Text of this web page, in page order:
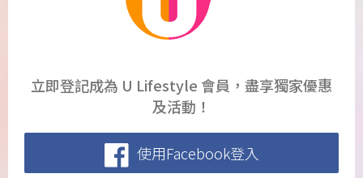
立即登記成為 U Lifestyle 會員，盡享獨家優惠
及活動！
使用Facebook登入